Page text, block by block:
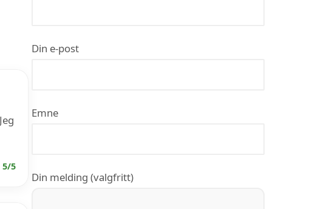
5
Din e-post
Emne
Din melding (valgfritt)